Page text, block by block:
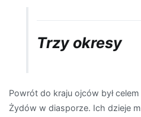
Trzy okresy
Powrót do kraju ojców był
Żydów w diasporze. Ich dzieje